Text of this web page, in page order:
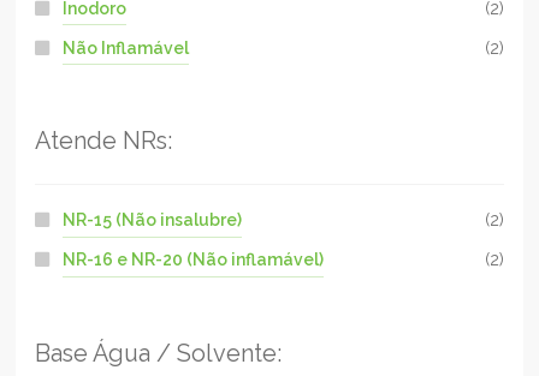
Inodoro (2)
Não Inflamável (2)
Atende NRs:
NR-15 (Não insalubre) (2)
NR-16 e NR-20 (Não inflamável) (2)
Base Água / Solvente: